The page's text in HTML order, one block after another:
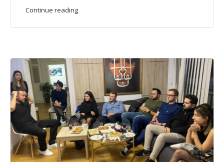
Continue reading